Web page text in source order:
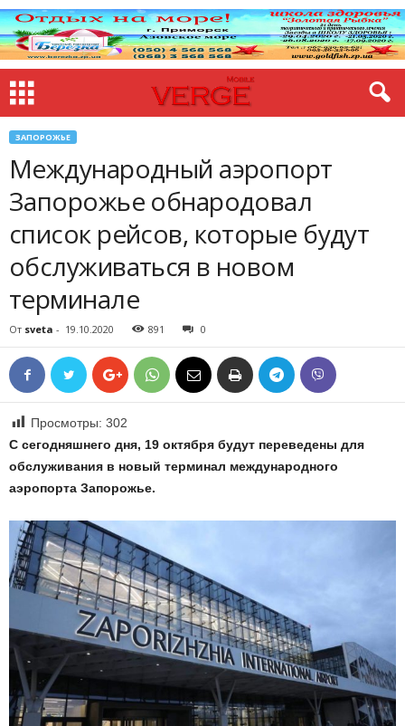
ЗАПОРОЖЬЕ
Международный аэропорт
Запорожье обнародовал
список рейсов, которые будут
обслуживаться в новом
терминале
От sveta - 19.10.2020 891 0
Просмотры: 302
С сегодняшнего дня, 19 октября будут переведены для
обслуживания в новый терминал международного
аэропорта Запорожье.